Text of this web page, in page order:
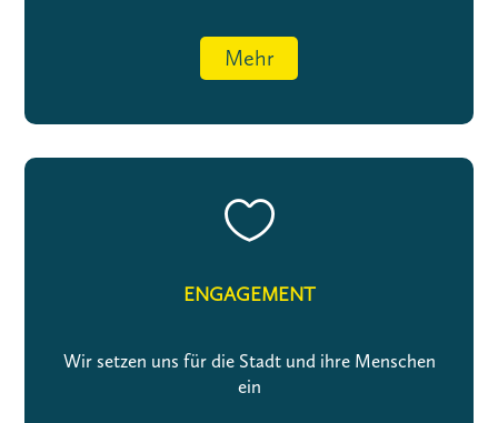
Mehr

ENGAGEMENT
Wir setzen uns für die Stadt und ihre Menschen
ein